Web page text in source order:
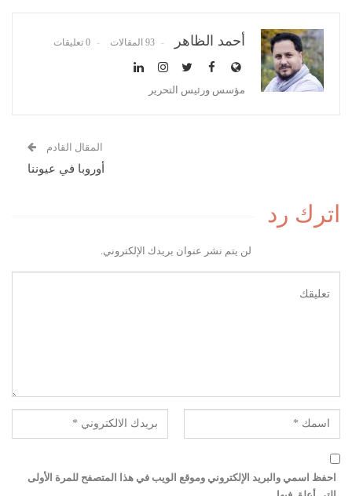
أحمد الظاهر 93 المقالات 0 تعليقات
مؤسس ورئيس التحرير
المقال القادم
أوروبا في عيوننا
اترك رد
لن يتم نشر عنوان بريدك الإلكتروني.
احفظ اسمي والبريد الإلكتروني وموقع الويب في هذا المتصفح للمرة الأولى